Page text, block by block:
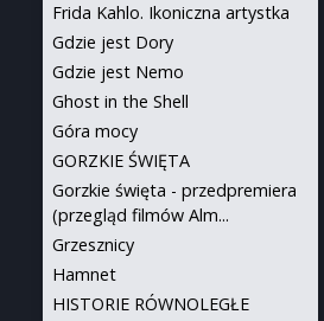
Frida Kahlo. Ikoniczna artystka
Gdzie jest Dory
Gdzie jest Nemo
Ghost in the Shell
Góra mocy
GORZKIE ŚWIĘTA
Gorzkie święta - przedpremiera
(przegląd filmów Alm...
Grzesznicy
Hamnet
HISTORIE RÓWNOLEGŁE